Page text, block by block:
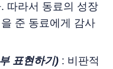
따라서 동료의 성장
준 동료에게 감사
표현하기): 비판적